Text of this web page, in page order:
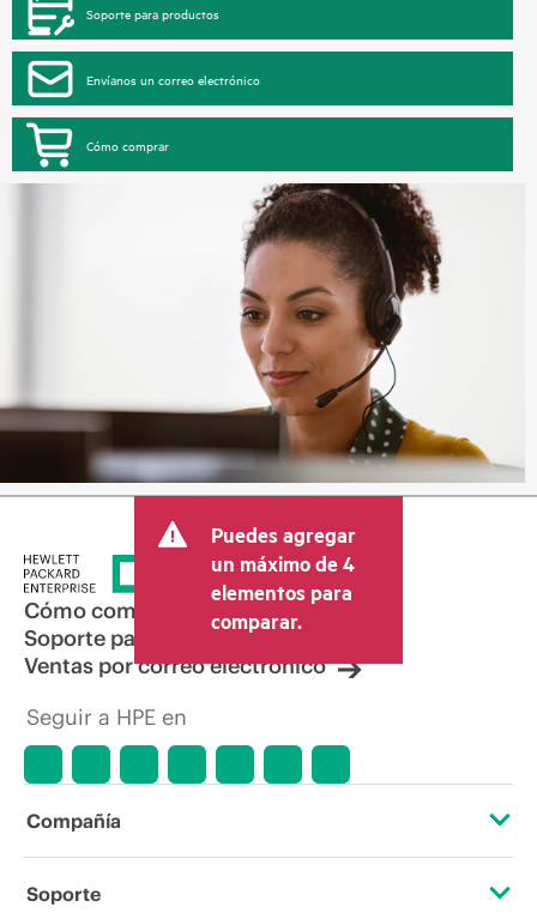
Soporte para productos
Envíanos un correo electrónico
Cómo comprar
Puedes agregar
un máximo de 4
elementos para
comparar.
Cómo comprar
Soporte para productos
Ventas por correo electrónico
Seguir a HPE en
Compañía
Acerca de HPE
Soporte